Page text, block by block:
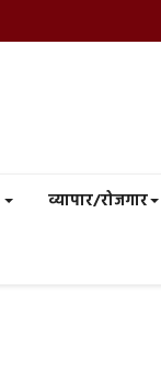
व्यापार/रोजगार